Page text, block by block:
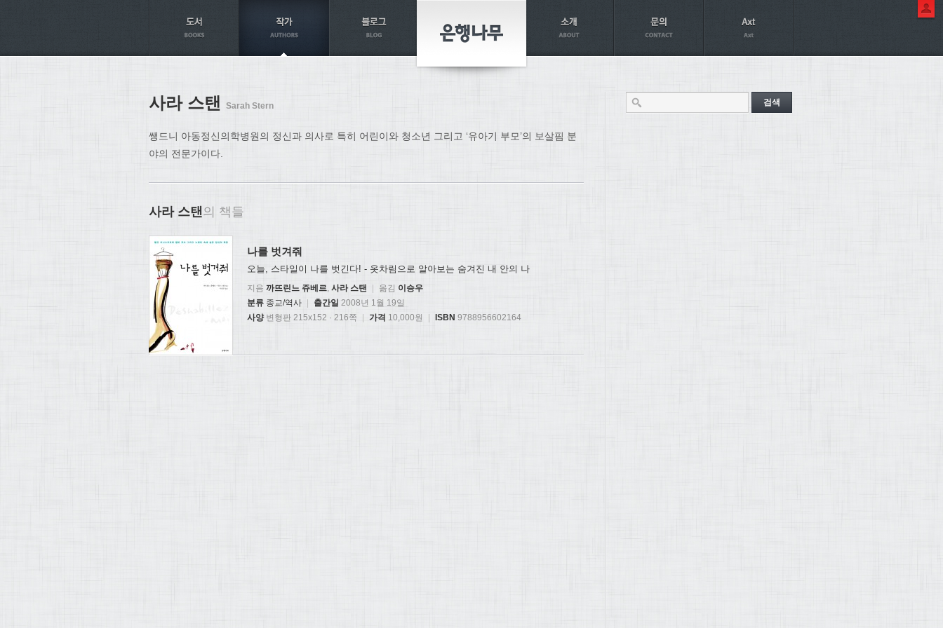
사라 스탠 Sarah Stern
쌩드니 아동정신의학병원의 정신과 의사로 특히 어린이와 청소년 그리고 ‘유아기 부모’의 보살핌 분
야의 전문가이다.
사라 스탠의 책들
나를 벗겨줘
오늘, 스타일이 나를 벗긴다! - 옷차림으로 알아보는 숨겨진 내 안의 나
지음 까뜨린느 쥬베르, 사라 스탠 옮김 이승우
분류 종교/역사 | 출간일 2008년 1월 19일
사양변형판 215x152 · 216쪽 | 가격 10,000원 | ISBN 9788956602164